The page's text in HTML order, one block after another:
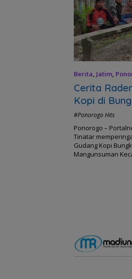
Berita, Jatim,
Cerita
Kopi di
Residen
1853
#Ponorogo Hits
Ponorogo –
Tinatar
Gudang Kopi
Mangunsuman